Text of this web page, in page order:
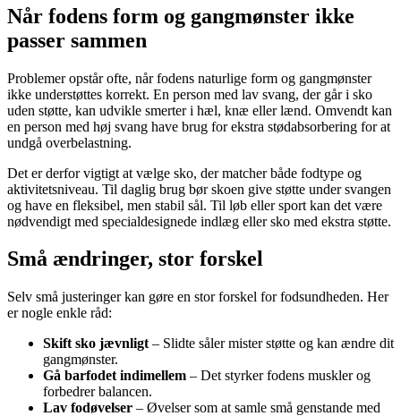
Når fodens form og gangmønster ikke
passer sammen
Problemer opstår ofte, når fodens naturlige form og gangmønster
ikke understøttes korrekt. En person med lav svang, der går i sko
uden støtte, kan udvikle smerter i hæl, knæ eller lænd. Omvendt kan
en person med høj svang have brug for ekstra stødabsorbering for at
undgå overbelastning.
Det er derfor vigtigt at vælge sko, der matcher både fodtype og
aktivitetsniveau. Til daglig brug bør skoen give støtte under svangen
og have en fleksibel, men stabil sål. Til løb eller sport kan det være
nødvendigt med specialdesignede indlæg eller sko med ekstra støtte.
Små ændringer, stor forskel
Selv små justeringer kan gøre en stor forskel for fodsundheden. Her
er nogle enkle råd:
Skift sko jævnligt – Slidte såler mister støtte og kan ændre dit
gangmønster.
Gå barfodet indimellem – Det styrker fodens muskler og
forbedrer balancen.
Lav fodøvelser – Øvelser som at samle små genstande med